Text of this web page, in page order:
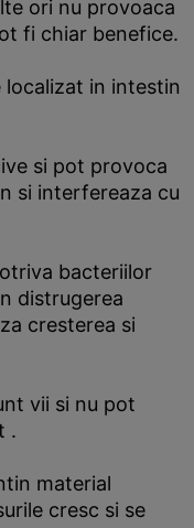
ori nu provoaca
fi chiar benefice.
localizat in intestin
si pot provoca
si interfereaza cu
bacteriilor
distrugerea
cresterea si
vii si nu pot
.
material
cresc si se